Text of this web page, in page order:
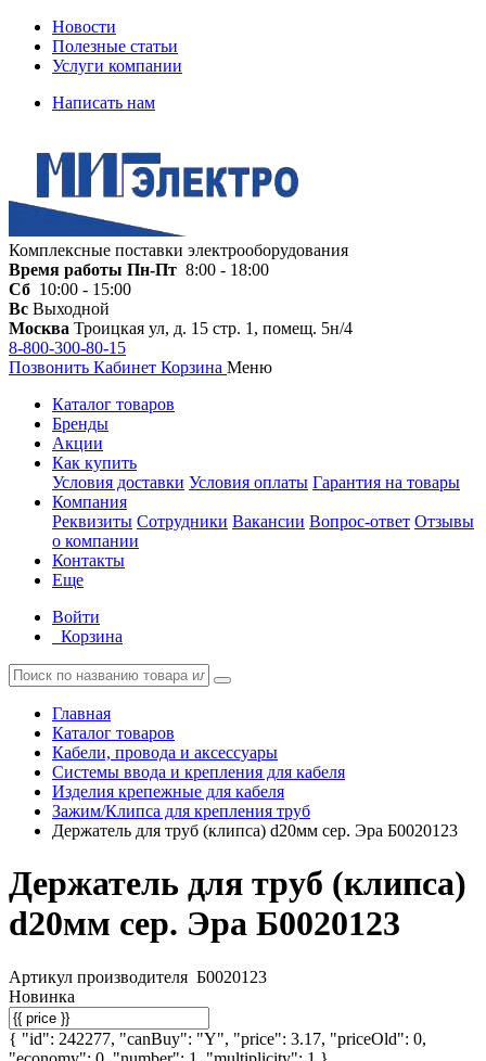
Новости
Полезные статьи
Услуги компании
Написать нам
Комплексные поставки электрооборудования
Время работы Пн-Пт 8:00 - 18:00
Сб 10:00 - 15:00
Вс Выходной
Москва Троицкая ул, д. 15 стр. 1, помещ. 5н/4
8-800-300-80-15
Позвонить Кабинет Корзина Меню
Каталог товаров
Бренды
Акции
Как купить
Условия доставки Условия оплаты Гарантия на товары
Компания
Реквизиты Сотрудники Вакансии Вопрос-ответ Отзывы
о компании
Контакты
Еще
Войти
Корзина
Главная
Каталог товаров
Кабели, провода и аксессуары
Системы ввода и крепления для кабеля
Изделия крепежные для кабеля
Зажим/Клипса для крепления труб
Держатель для труб (клипса) d20мм сер. Эра Б0020123
Держатель для труб (клипса)
d20мм сер. Эра Б0020123
Артикул производителя Б0020123
Новинка
{ "id": 242277, "canBuy": "Y", "price": 3.17, "priceOld": 0,